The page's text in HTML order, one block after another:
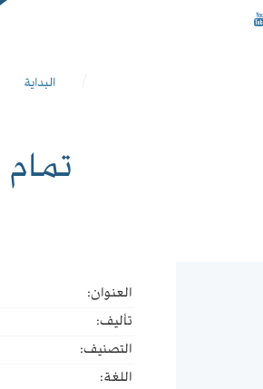
البداية
العنوان:
تأليف:
التصنيف:
اللغة: